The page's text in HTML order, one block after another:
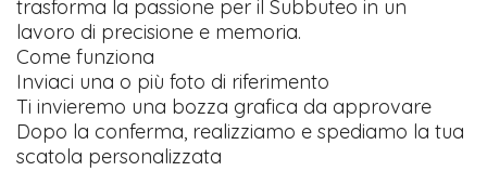
trasforma la passione per il Subbuteo in un
lavoro di precisione e memoria.
Come funziona
Inviaci una o più foto di riferimento
Ti invieremo una bozza grafica da approvare
Dopo la conferma, realizziamo e spediamo la tua
scatola personalizzata